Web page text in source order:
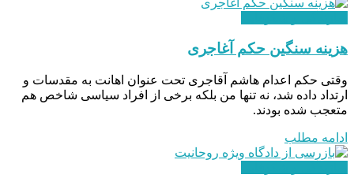
هزینه سنگین حکم آغاجری
وقتی حکم اعدام هاشم آقاجری تحت عنوان اهانت به مقدسات و
ارتداد داده شد، نه تنها من بلکه برخی از افراد سیاسی شاخص هم
متعجب شده بودند.
ادامه مطلب